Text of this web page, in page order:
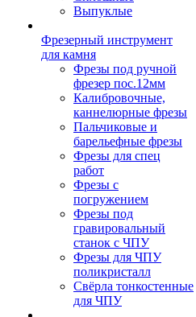
Выпуклые
Фрезерный инструмент
для камня
Фрезы под ручной
фрезер пос.12мм
Калибровочные,
каннелюрные фрезы
Пальчиковые и
барельефные фрезы
Фрезы для спец
работ
Фрезы с
погружением
Фрезы под
гравировальный
станок с ЧПУ
Фрезы для ЧПУ
поликристалл
Свёрла тонкостенные
для ЧПУ